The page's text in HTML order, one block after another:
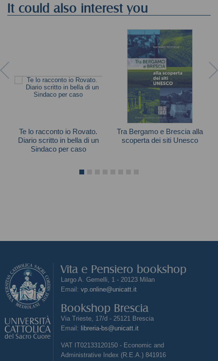
It could also interest you
Te lo racconto io Rovato.
Diario scritto in bella di un
Sindaco per caso
Tra Bergamo e Brescia alla
scoperta dei siti Unesco
Vita e Pensiero bookshop
Largo A. Gemelli, 1 - 20123 Milan
Email: vp.online@unicatt.it
Bookshop Brescia
Via Trieste, 17/d - 25121 Brescia
Email: libreria-bs@unicatt.it
VAT IT02133120150 - Economic and
Administrative Index (R.E.A.) 841916